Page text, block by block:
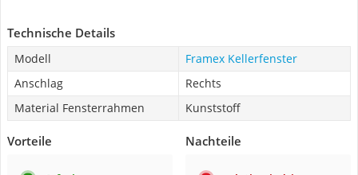
Technische Details
Modell
Framex Kellerfenster
Anschlag
Rechts
Material Fensterrahmen
Kunststoff
Vorteile Nachteile